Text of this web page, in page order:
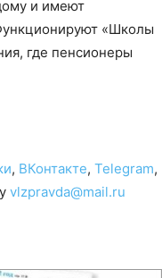
и имеют
«Школы
где пенсионеры
, ВКонтакте, Telegram,
vlzpravda@mail.ru